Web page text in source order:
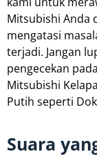
Mitsubishi Anda
mengatasi
terjadi. Jangan
pengecekan
Mitsubishi
Putih seperti
Suara